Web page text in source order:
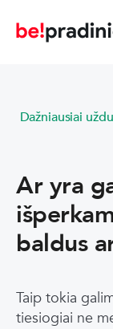
Dažniausiai
Ar yra
baldus
Taip tokia
tiesiogiai ne